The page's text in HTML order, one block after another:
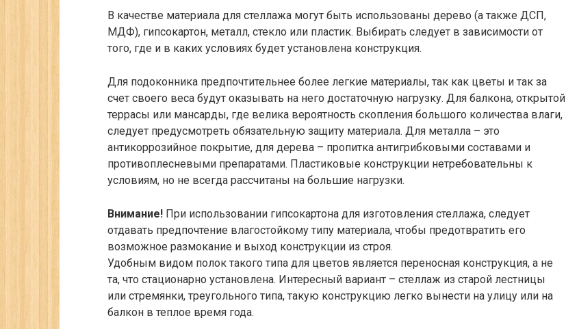
В качестве материала для стеллажа могут быть использованы дерево (а также ДСП,
МДФ), гипсокартон, металл, стекло или пластик. Выбирать следует в зависимости от
того, где и в каких условиях будет установлена конструкция.
Для подоконника предпочтительнее более легкие материалы, так как цветы и так за
счет своего веса будут оказывать на него достаточную нагрузку. Для балкона, открытой
террасы или мансарды, где велика вероятность скопления большого количества влаги,
следует предусмотреть обязательную защиту материала. Для металла – это
антикоррозийное покрытие, для дерева – пропитка антигрибковыми составами и
противоплесневыми препаратами. Пластиковые конструкции нетребовательны к
условиям, но не всегда рассчитаны на большие нагрузки.
Внимание! При использовании гипсокартона для изготовления стеллажа, следует
отдавать предпочтение влагостойкому типу материала, чтобы предотвратить его
возможное размокание и выход конструкции из строя.
Удобным видом полок такого типа для цветов является переносная конструкция, а не
та, что стационарно установлена. Интересный вариант – стеллаж из старой лестницы
или стремянки, треугольного типа, такую конструкцию легко вынести на улицу или на
балкон в теплое время года.